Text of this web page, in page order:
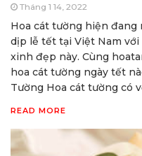
Tháng 1 14, 2022
Hoa cát tường hiện đang
dịp lễ tết tại Việt Nam
xinh đẹp này. Cùng
hoa cát tường ngày tết
Tường Hoa cát tường có
READ MORE